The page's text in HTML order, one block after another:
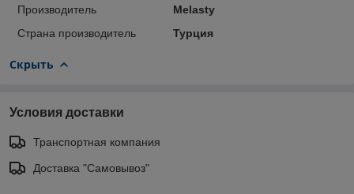
Производитель
Melasty
Страна производитель
Турция
Скрыть
Условия доставки
Транспортная компания
Доставка "Самовывоз"